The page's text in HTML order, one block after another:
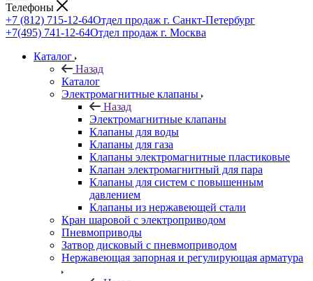
Телефоны
+7 (812) 715-12-64Отдел продаж г. Санкт-Петербург
+7(495) 741-12-64Отдел продаж г. Москва
Каталог
Назад
Каталог
Электромагнитные клапаны
Назад
Электромагнитные клапаны
Клапаны для воды
Клапаны для газа
Клапаны электромагнитные пластиковые
Клапан электромагнитный для пара
Клапаны для систем с повышенным
давлением
Клапаны из нержавеющей стали
Кран шаровой с электроприводом
Пневмоприводы
Затвор дисковый с пневмоприводом
Нержавеющая запорная и регулирующая арматура